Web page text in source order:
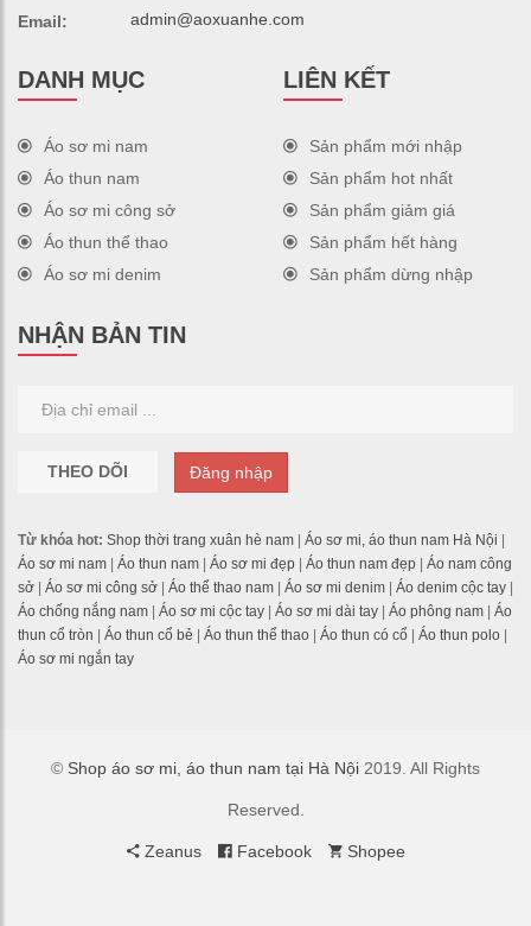
Email: admin@aoxuanhe.com
DANH MỤC
Áo sơ mi nam
Áo thun nam
Áo sơ mi công sở
Áo thun thể thao
Áo sơ mi denim
LIÊN KẾT
Sản phẩm mới nhập
Sản phẩm hot nhất
Sản phẩm giảm giá
Sản phẩm hết hàng
Sản phẩm dừng nhập
NHẬN BẢN TIN
THEO DÕI Đăng nhập
Từ khóa hot: Shop thời trang xuân hè nam Áo sơ mi, áo thun nam Hà Nội
Áo sơ mi nam
Áo thun nam Áo sơ mi đẹp Áo thun nam đẹp
Áo nam công
sở
Áo sơ mi công sở Áo thể thao nam Áo sơ mi denim Áo denim cộc tay
Áo chống nắng nam
Áo sơ mi cộc tay Áo sơ mi dài tay Áo phông nam
Áo
thun cổ tròn
Áo thun cổ bẻ Áo thun thể thao Áo thun có cổ Áo thun polo
Áo sơ mi ngắn tay
© Shop áo sơ mi, áo thun nam tại Hà Nội 2019. All Rights
Reserved.
Zeanus Facebook Shopee